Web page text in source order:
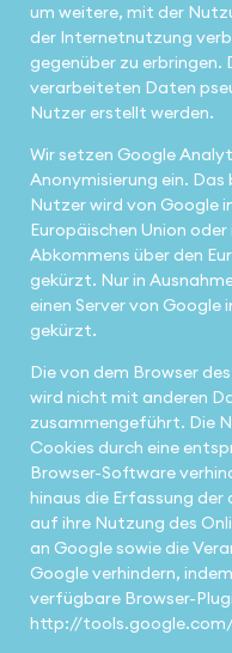
um weitere, mit der
der Internetnutzung
gegenüber zu erbringen.
verarbeiteten Daten
Nutzer erstellt werden.
Wir setzen Google
Anonymisierung ein.
Nutzer wird von Google
Europäischen Union
Abkommens über den
gekürzt. Nur in
einen Server von Google
gekürzt.
Die von dem Browser
wird nicht mit anderen
zusammengeführt. Die
Cookies durch eine
Browser-Software
hinaus die Erfassung
auf ihre Nutzung des
an Google sowie die
Google verhindern,
verfügbare Browser-
http://